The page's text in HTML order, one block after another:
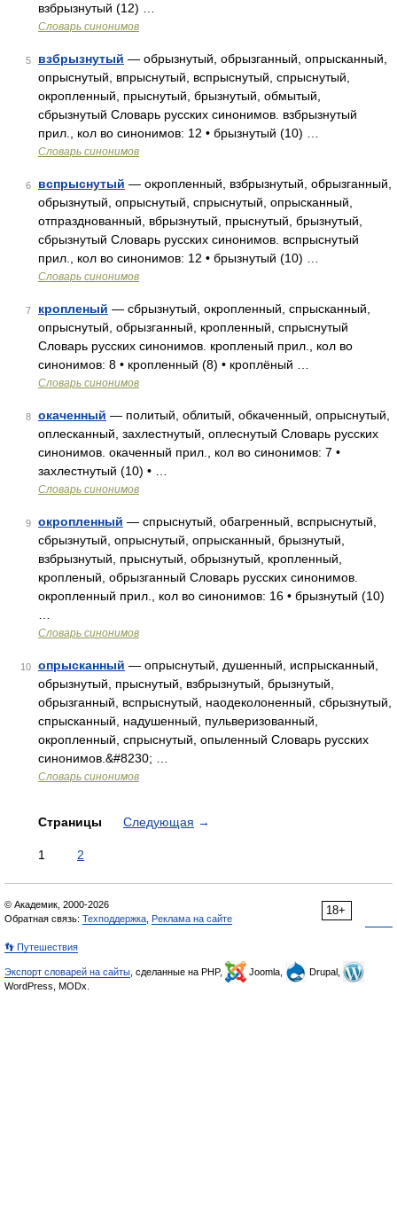
взбрызнутый (12) …
Словарь синонимов
5 взбрызнутый — обрызнутый, обрызганный, опрысканный,
опрыснутый, впрыснутый, вспрыснутый, спрыснутый,
окропленный, прыснутый, брызнутый, обмытый,
сбрызнутый Словарь русских синонимов. взбрызнутый
прил., кол во синонимов: 12 • брызнутый (10) …
Словарь синонимов
6 вспрыснутый — окропленный, взбрызнутый, обрызганный,
обрызнутый, опрыснутый, спрыснутый, опрысканный,
отпразднованный, вбрызнутый, прыснутый, брызнутый,
сбрызнутый Словарь русских синонимов. вспрыснутый
прил., кол во синонимов: 12 • брызнутый (10) …
Словарь синонимов
7 кропленый — сбрызнутый, окропленный, спрысканный,
опрыснутый, обрызганный, кропленный, спрыснутый
Словарь русских синонимов. кропленый прил., кол во
синонимов: 8 • кропленный (8) • кроплёный …
Словарь синонимов
8 окаченный — политый, облитый, обкаченный, опрыснутый,
оплесканный, захлестнутый, оплеснутый Словарь русских
синонимов. окаченный прил., кол во синонимов: 7 •
захлестнутый (10) • …
Словарь синонимов
9 окропленный — спрыснутый, обагренный, вспрыснутый,
сбрызнутый, опрыснутый, опрысканный, брызнутый,
взбрызнутый, прыснутый, обрызнутый, кропленный,
кропленый, обрызганный Словарь русских синонимов.
окропленный прил., кол во синонимов: 16 • брызнутый (10)
Словарь синонимов
10 опрысканный — опрыснутый, душенный, испрысканный,
обрызнутый, прыснутый, взбрызнутый, брызнутый,
обрызганный, вспрыснутый, наодеколоненный, сбрызнутый,
спрысканный, надушенный, пульверизованный,
окропленный, спрыснутый, опыленный Словарь русских
синонимов.&#8230; …
Словарь синонимов
Страницы Следующая →
1 2
18+
© Академик, 2000-2026
Обратная связь: Техподдержка Реклама на сайте
👣 Путешествия
Экспорт словарей на сайты , сделанные на PHP, Joomla,
Drupal,
WordPress, MODx.